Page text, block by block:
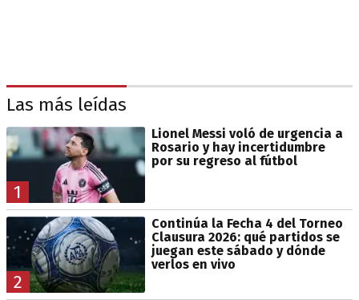
Las más leídas
1
Lionel Messi voló de urgencia a
Rosario y hay incertidumbre
por su regreso al fútbol
2
Continúa la Fecha 4 del Torneo
Clausura 2026: qué partidos se
juegan este sábado y dónde
verlos en vivo